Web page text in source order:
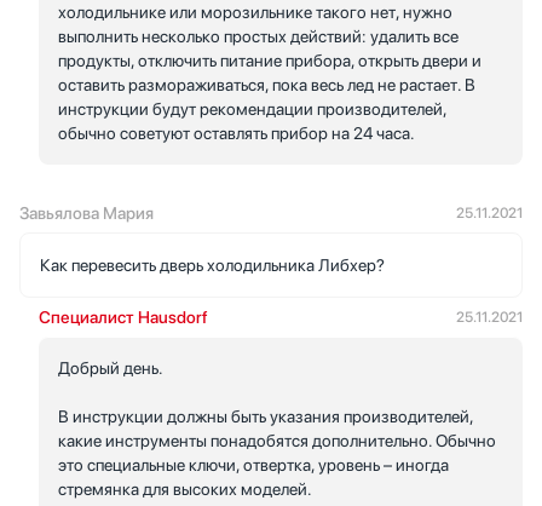
холодильнике или морозильнике такого нет, нужно
выполнить несколько простых действий: удалить все
продукты, отключить питание прибора, открыть двери и
оставить размораживаться, пока весь лед не растает. В
инструкции будут рекомендации производителей,
обычно советуют оставлять прибор на 24 часа.
Завьялова Мария 25.11.2021
Как перевесить дверь холодильника Либхер?
Специалист Hausdorf 25.11.2021
Добрый день.
В инструкции должны быть указания производителей,
какие инструменты понадобятся дополнительно. Обычно
это специальные ключи, отвертка, уровень – иногда
стремянка для высоких моделей.